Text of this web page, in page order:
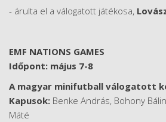
- árulta el a válogatott játékosa,
EMF NATIONS GAMES
Időpont: május 7-8
A magyar minifutball válogatott
Kapusok: Benke András, Bohony
Máté